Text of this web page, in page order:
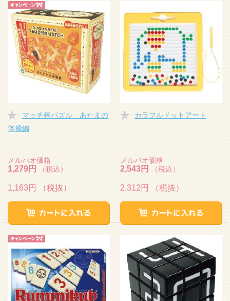
マッチ棒パズル あたまの
体操編
メルパオ価格
1,279円 （税込）
1,163円 （税抜）
カラフルドットアート
メルパオ価格
2,543円 （税込）
2,312円 （税抜）